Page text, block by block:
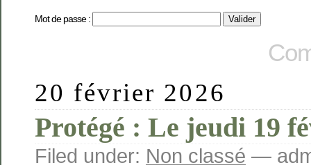
Mot de passe :
20 février 2026
Protégé : Le jeudi 19
Filed under: Non classé —